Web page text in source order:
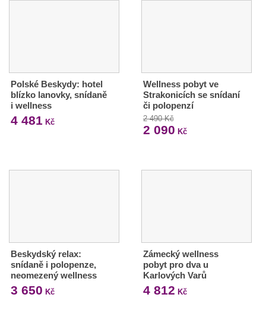
Polské Beskydy: hotel
blízko lanovky, snídaně
i wellness
4 481 Kč
Wellness pobyt ve
Strakonicích se snídaní
či polopenzí
2 490 Kč
2 090 Kč
Beskydský relax:
snídaně i polopenze,
neomezený wellness
3 650 Kč
Zámecký wellness
pobyt pro dva u
Karlových Varů
4 812 Kč